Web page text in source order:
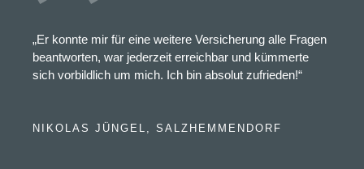
„Er konnte mir für eine weitere Versicherung alle Fragen
beantworten, war jederzeit erreichbar und kümmerte
sich vorbildlich um mich. Ich bin absolut zufrieden!“
NIKOLAS JÜNGEL, SALZHEMMENDORF